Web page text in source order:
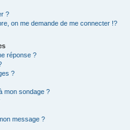
?
on me demande de me connecter !?
réponse ?
?
mon sondage ?
message ?